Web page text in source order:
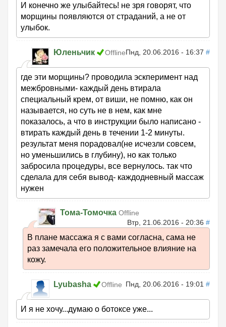
И конечно же улыбайтесь! не зря говорят, что
морщины появляются от страданий, а не от
улыбок.
Юленьчик OfflineПнд, 20.06.2016 - 16:37 #
где эти морщины? проводила эскперимент над
межбровными- каждый день втирала
специальный крем, от виши, не помню, как он
называется, но суть не в нем, как мне
показалось, а что в инструкции было написано -
втирать каждый день в течении 1-2 минуты.
результат меня порадовал(не исчезли совсем,
но уменьшились в глубину), но как только
забросила процедуры, все вернулось. так что
сделала для себя вывод- каждодневный массаж
нужен
Тома-Томочка Offline
Втр, 21.06.2016 - 20:36 #
В плане массажа я с вами согласна, сама не
раз замечала его положительное влияние на
кожу.
Lyubasha Offline Пнд, 20.06.2016 - 19:01 #
И я не хочу...думаю о ботоксе уже...